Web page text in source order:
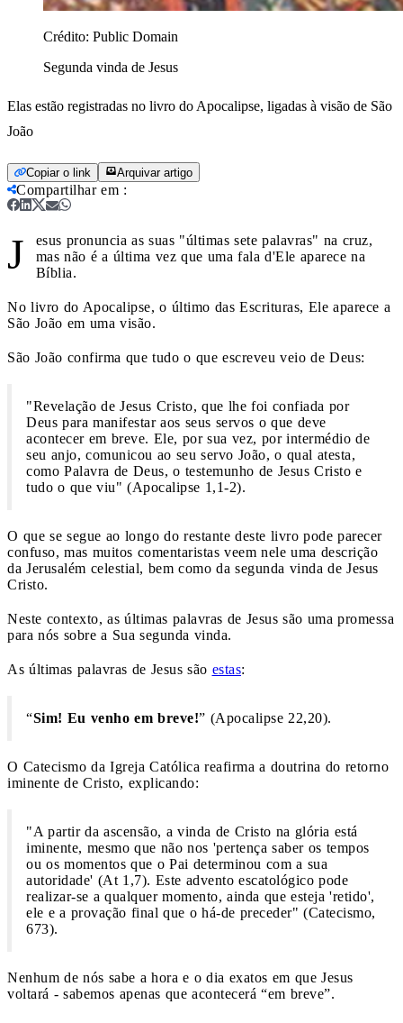
Crédito: Public Domain
Segunda vinda de Jesus
Elas estão registradas no livro do Apocalipse, ligadas à visão de São
João
Copiar o link Arquivar artigo
Compartilhar em :
J
esus pronuncia as suas "últimas sete palavras" na cruz,
mas não é a última vez que uma fala d'Ele aparece na
Bíblia.
No livro do Apocalipse, o último das Escrituras, Ele aparece a
São João em uma visão.
São João confirma que tudo o que escreveu veio de Deus:
"Revelação de Jesus Cristo, que lhe foi confiada por
Deus para manifestar aos seus servos o que deve
acontecer em breve. Ele, por sua vez, por intermédio de
seu anjo, comunicou ao seu servo João, o qual atesta,
como Palavra de Deus, o testemunho de Jesus Cristo e
tudo o que viu" (Apocalipse 1,1-2).
O que se segue ao longo do restante deste livro pode parecer
confuso, mas muitos comentaristas veem nele uma descrição
da Jerusalém celestial, bem como da segunda vinda de Jesus
Cristo.
Neste contexto, as últimas palavras de Jesus são uma promessa
para nós sobre a Sua segunda vinda.
As últimas palavras de Jesus são estas:
“Sim! Eu venho em breve!” (Apocalipse 22,20).
O Catecismo da Igreja Católica reafirma a doutrina do retorno
iminente de Cristo, explicando:
"A partir da ascensão, a vinda de Cristo na glória está
iminente, mesmo que não nos 'pertença saber os tempos
ou os momentos que o Pai determinou com a sua
autoridade' (At 1,7). Este advento escatológico pode
realizar-se a qualquer momento, ainda que esteja 'retido',
ele e a provação final que o há-de preceder" (Catecismo,
673).
Nenhum de nós sabe a hora e o dia exatos em que Jesus
voltará - sabemos apenas que acontecerá “em breve”.